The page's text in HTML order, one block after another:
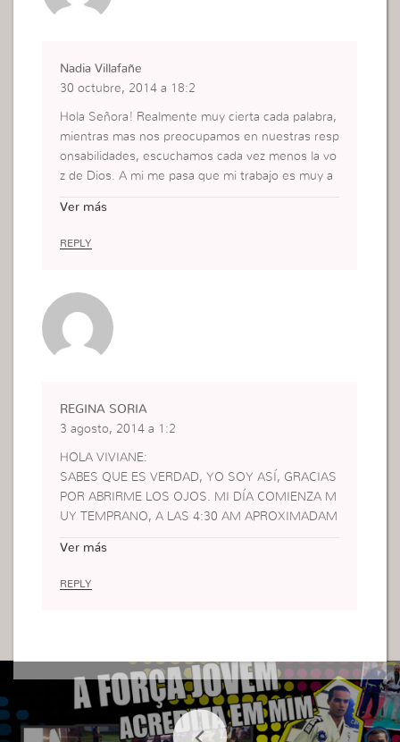
Nadia Villafañe
30 octubre, 2014 a 18:2
Hola Señora! Realmente muy cierta cada palabra,
mientras mas nos preocupamos en nuestras resp
onsabilidades, escuchamos cada vez menos la vo
z de Dios. A mi me pasa que mi trabajo es muy a
diga Señora.
Ver más
REPLY
REGINA SORIA
3 agosto, 2014 a 1:2
HOLA VIVIANE:
SABES QUE ES VERDAD, YO SOY ASÍ, GRACIAS
POR ABRIRME LOS OJOS. MI DÍA COMIENZA M
UY TEMPRANO, A LAS 4:30 AM APROXIMADAM
O ME DEDICO A DIOS.
Ver más
REPLY